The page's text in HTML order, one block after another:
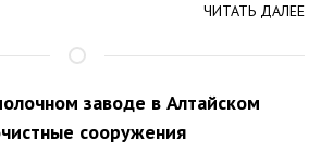
ЧИТАТЬ ДАЛЕЕ
заводе в Алтайском
сооружения